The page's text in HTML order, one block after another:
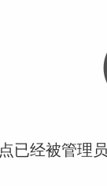
已经被管理